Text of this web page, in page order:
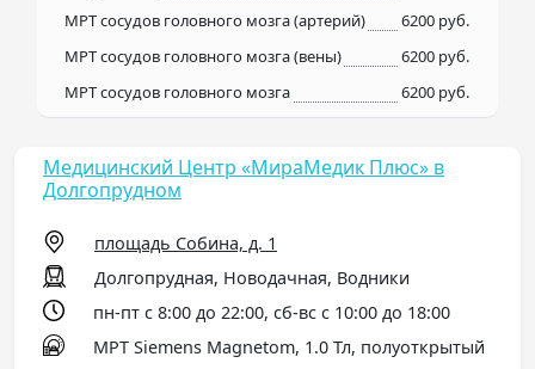
МРТ сосудов головного мозга (артерий)
6200 руб.
МРТ сосудов головного мозга (вены)
6200 руб.
МРТ сосудов головного мозга
6200 руб.
Медицинский Центр «МираМедик Плюс» в
Долгопрудном
площадь Собина, д. 1
Долгопрудная, Новодачная, Водники
пн-пт с 8:00 до 22:00, сб-вс с 10:00 до 18:00
МРТ Siemens Magnetom, 1.0 Тл, полуоткрытый